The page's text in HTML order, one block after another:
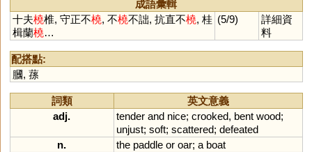
成語彙輯
十夫橈椎, 守正不橈, 不橈不詘, 抗直不橈, 桂
楫蘭橈…
(5/9)
詳細資
料
配搭點:
膕, 蓀
詞類
英文意義
adj.
tender and nice; crooked, bent wood;
unjust; soft; scattered; defeated
n.
the paddle or oar; a boat